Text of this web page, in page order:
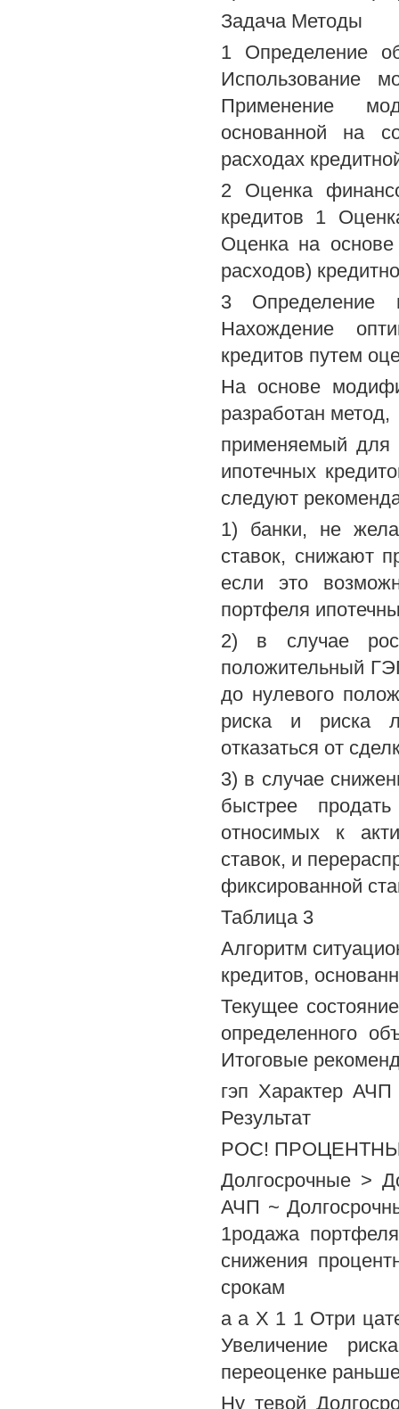
Задача Методы
1 Определение
Использование
Применение
основанной на
расходах
2 Оценка
кредитов 1
Оценка на основе
расходов)
3 Определение
Нахождение
кредитов путем
На основе
разработан метод,
применяемый для
ипотечных
следуют
1) банки, не
ставок, снижают
если это
портфеля
2) в случае
положительный
до нулевого
риска и риска
отказаться от
3) в случае
быстрее
относимых к
ставок, и
фиксированной
Таблица 3
Алгоритм
кредитов,
Текущее
определенного
Итоговые
гэп Характер
Результат
РОС!
Долгосрочные >
АЧП ~
1родажа
снижения
срокам
а а X 1 1 Отри
Увеличение
переоценке
Ну тевой